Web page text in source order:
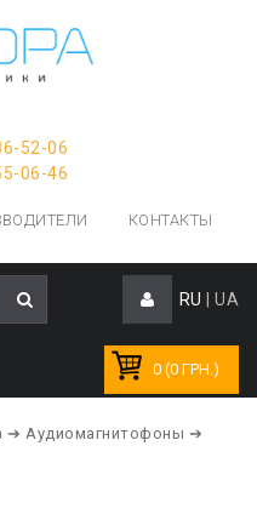
52-06
06-46
КОНТАКТЫ
RU UA
0 (0 ГРН.)
➔ Аудиомагнитофоны ➔